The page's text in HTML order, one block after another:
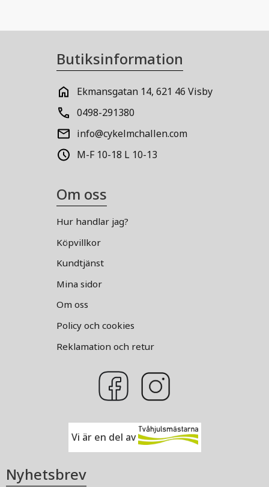
Butiksinformation
Ekmansgatan 14, 621 46 Visby
0498-291380
info@cykelmchallen.com
M-F 10-18 L 10-13
Om oss
Hur handlar jag?
Köpvillkor
Kundtjänst
Mina sidor
Om oss
Policy och cookies
Reklamation och retur
Vi är en del av
Nyhetsbrev